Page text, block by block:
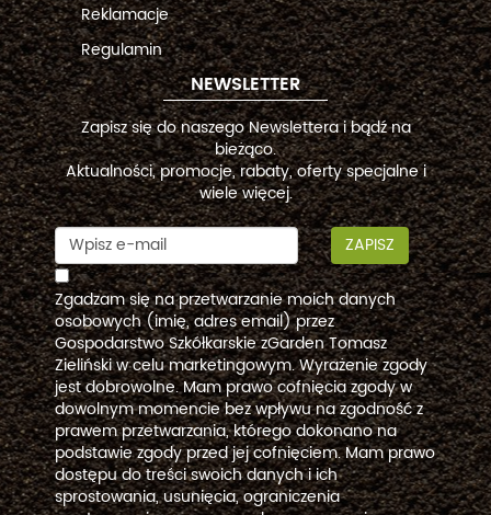
Reklamacje
Regulamin
NEWSLETTER
Zapisz się do naszego Newslettera i bądź na
bieżąco.
Aktualności, promocje, rabaty, oferty specjalne i
wiele więcej.
ZAPISZ
Zgadzam się na przetwarzanie moich danych
osobowych (imię, adres email) przez
Gospodarstwo Szkółkarskie zGarden Tomasz
Zieliński w celu marketingowym. Wyrażenie zgody
jest dobrowolne. Mam prawo cofnięcia zgody w
dowolnym momencie bez wpływu na zgodność z
prawem przetwarzania, którego dokonano na
podstawie zgody przed jej cofnięciem. Mam prawo
dostępu do treści swoich danych i ich
sprostowania, usunięcia, ograniczenia